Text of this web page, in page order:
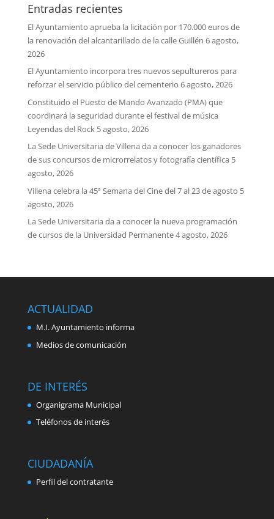
Entradas recientes
El Ayuntamiento aprueba la licitación por 170.000 euros de
la renovación del alcantarillado de la calle Guillén 6 agosto,
2026
El Ayuntamiento incorpora tres nuevos sepultureros para
reforzar el servicio público del cementerio 6 agosto, 2026
Constituido el Puesto de Mando Avanzado (PMA) que
coordinará la seguridad durante el festival de música
Leyendas del Rock 5 agosto, 2026
La Sede Universitaria de Villena da a conocer los ganadores
de sus concursos de microrrelatos y fotografía científica 5
agosto, 2026
Villena celebra la 45ª Semana del Cine del 7 al 23 de agosto 5
agosto, 2026
La Sede Universitaria da a conocer la nueva programación
de cursos de la Universidad Permanente4 agosto, 2026
ACTUALIDAD
M.I. Ayuntamiento informa
Medios de comunicación
DE INTERÉS
Organigrama Municipal
Teléfonos de interés
CIUDADANÍA
Perfil del contratante